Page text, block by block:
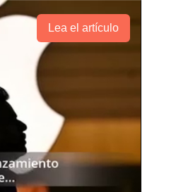
Lea el artículo